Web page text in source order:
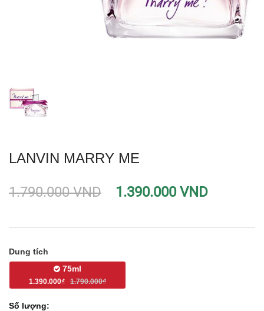
LANVIN MARRY ME
1.790.000 VND 1.390.000 VND
Dung tích
75ml
1.390.000₫ 1.790.000₫
Số lượng: